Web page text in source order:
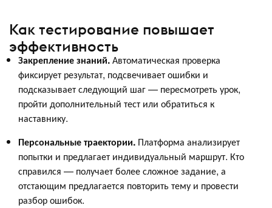
Как тестирование повышает
эффективность
Закрепление знаний.Автоматическая проверка
фиксирует результат, подсвечивает ошибки и
подсказывает следующий шаг — пересмотреть урок,
пройти дополнительный тест или обратиться к
наставнику.
Персональные траектории. Платформа анализирует
попытки и предлагает индивидуальный маршрут. Кто
справился — получает более сложное задание, а
отстающим предлагается повторить тему и провести
разбор ошибок.